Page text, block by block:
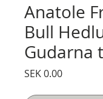
Anatole
Bull
Gudarna
SEK 0.00Price